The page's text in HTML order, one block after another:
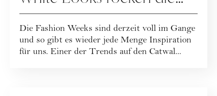
Fashion Shows 2024
Die Fashion Weeks sind derzeit voll im Gange
und so gibt es wieder jede Menge Inspiration
für uns. Einer der Trends auf den Catwal...